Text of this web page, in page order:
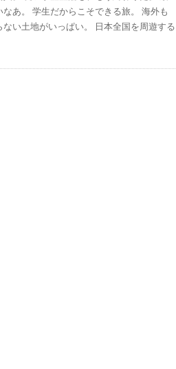
あ。 学生だからこそできる旅。 海外も
い土地がいっぱい。 日本全国を周遊する